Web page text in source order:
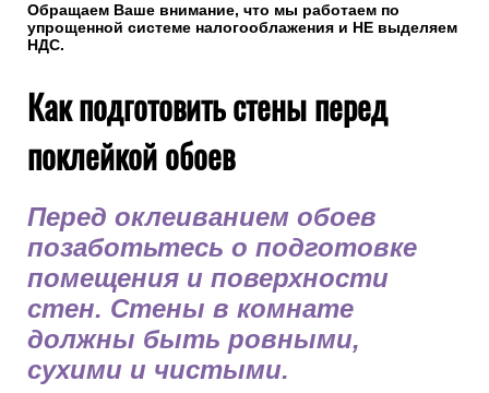
Обращаем Ваше внимание, что мы работаем по
упрощенной системе налогооблажения и НЕ выделяем
НДС.
Как подготовить стены перед
поклейкой обоев
Перед оклеиванием обоев
позаботьтесь о подготовке
помещения и поверхности
стен. Стены в комнате
должны быть ровными,
сухими и чистыми.